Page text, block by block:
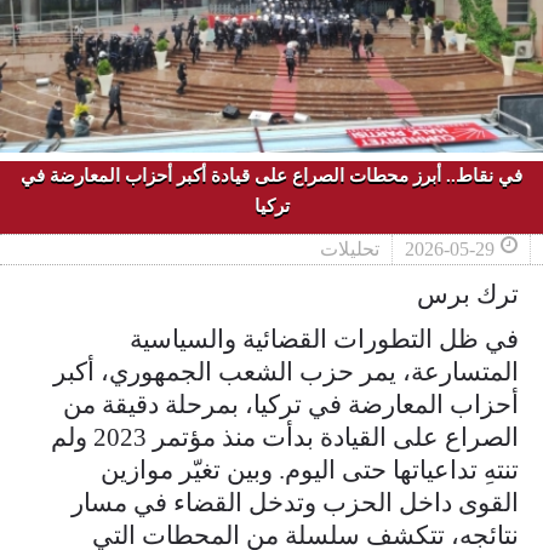
في نقاط.. أبرز محطات الصراع على قيادة أكبر أحزاب المعارضة في
تركيا
2026-05-29 تحليلات
ترك برس
في ظل التطورات القضائية والسياسية
المتسارعة، يمر حزب الشعب الجمهوري، أكبر
أحزاب المعارضة في تركيا، بمرحلة دقيقة من
الصراع على القيادة بدأت منذ مؤتمر 2023 ولم
تنتهِ تداعياتها حتى اليوم. وبين تغيّر موازين
القوى داخل الحزب وتدخل القضاء في مسار
نتائجه، تتكشف سلسلة من المحطات التي